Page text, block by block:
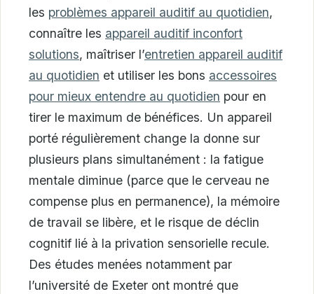
les problèmes appareil auditif au quotidien,
connaître les appareil auditif inconfort
solutions, maîtriser l’entretien appareil auditif
au quotidien et utiliser les bons accessoires
pour mieux entendre au quotidien pour en
tirer le maximum de bénéfices. Un appareil
porté régulièrement change la donne sur
plusieurs plans simultanément : la fatigue
mentale diminue (parce que le cerveau ne
compense plus en permanence), la mémoire
de travail se libère, et le risque de déclin
cognitif lié à la privation sensorielle recule.
Des études menées notamment par
l’université de Exeter ont montré que